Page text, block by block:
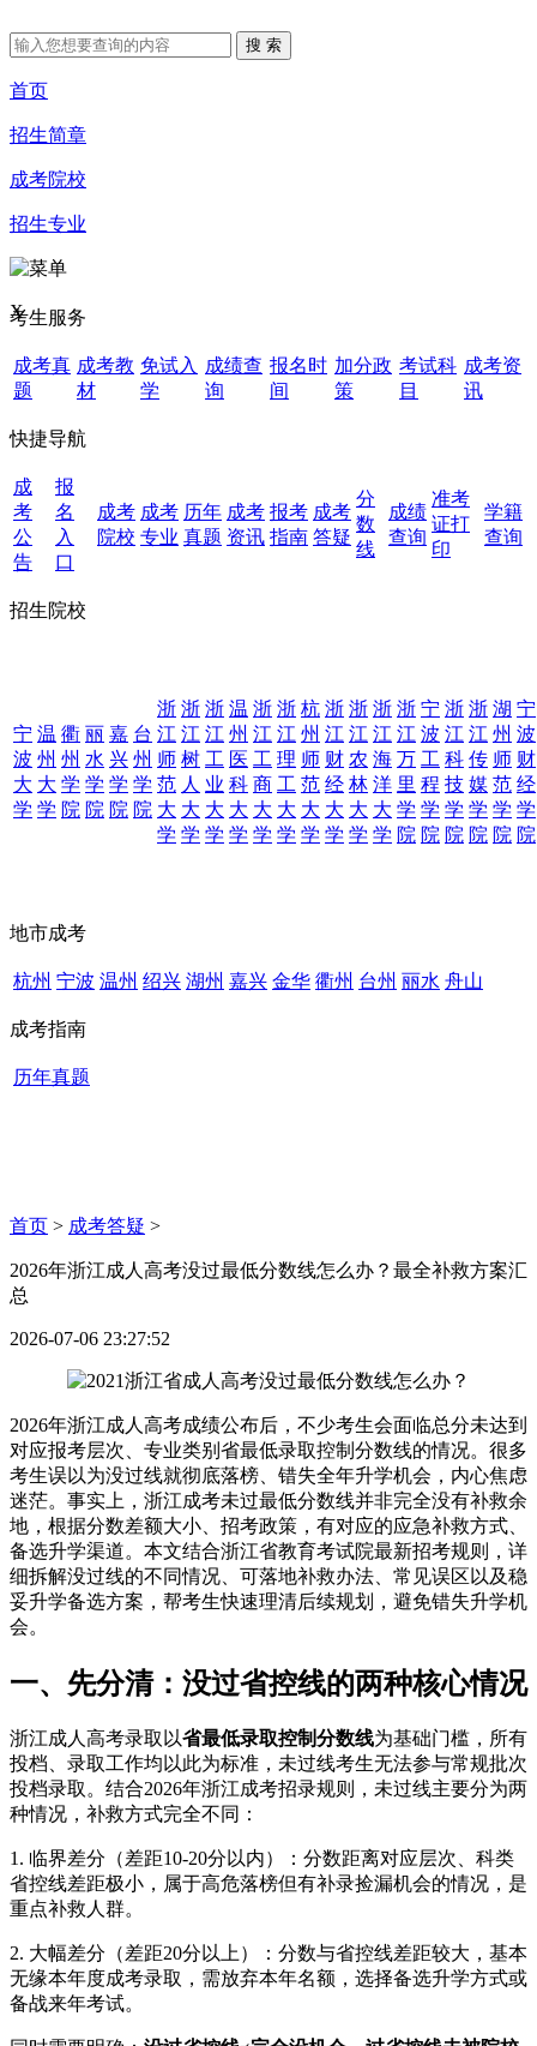
首页
招生简章
成考院校
招生专业
X
考生服务
成考真
题
成考教
材
免试入
学
成绩查
询
报名时
间
加分政
策
考试科
目
成考资
讯
快捷导航
成
考
公
告
报
名
入
口
成考
院校
成考
专业
历年
真题
成考
资讯
报考
指南
成考
答疑
分
数
线
成绩
查询
准考
证打
印
学籍
查询
招生院校
宁
波
大
学
温
州
大
学
衢
州
学
院
丽
水
学
院
嘉
兴
学
院
台
州
学
院
浙
江
师
范
大
学
浙
江
树
人
大
学
浙
江
工
业
大
学
温
州
医
科
大
学
浙
江
工
商
大
学
浙
江
理
工
大
学
杭
州
师
范
大
学
浙
江
财
经
大
学
浙
江
农
林
大
学
浙
江
海
洋
大
学
浙
江
万
里
学
院
宁
波
工
程
学
院
浙
江
科
技
学
院
浙
江
传
媒
学
院
湖
州
师
范
学
院
宁
波
财
经
学
院
地市成考
杭州 宁波 温州 绍兴 湖州 嘉兴 金华 衢州 台州 丽水 舟山
成考指南
历年真题
首页 > 成考答疑 >
2026年浙江成人高考没过最低分数线怎么办？最全补救方案汇
总
2026-07-06 23:27:52
2026年浙江成人高考成绩公布后，不少考生会面临总分未达到
对应报考层次、专业类别省最低录取控制分数线的情况。很多
考生误以为没过线就彻底落榜、错失全年升学机会，内心焦虑
迷茫。事实上，浙江成考未过最低分数线并非完全没有补救余
地，根据分数差额大小、招考政策，有对应的应急补救方式、
备选升学渠道。本文结合浙江省教育考试院最新招考规则，详
细拆解没过线的不同情况、可落地补救办法、常见误区以及稳
妥升学备选方案，帮考生快速理清后续规划，避免错失升学机
会。
一、先分清：没过省控线的两种核心情况
浙江成人高考录取以省最低录取控制分数线为基础门槛，所有
投档、录取工作均以此为标准，未过线考生无法参与常规批次
投档录取。结合2026年浙江成考招录规则，未过线主要分为两
种情况，补救方式完全不同：
1. 临界差分（差距10-20分以内）：分数距离对应层次、科类
省控线差距极小，属于高危落榜但有补录捡漏机会的情况，是
重点补救人群。
2. 大幅差分（差距20分以上）：分数与省控线差距较大，基本
无缘本年度成考录取，需放弃本年名额，选择备选升学方式或
备战来年考试。